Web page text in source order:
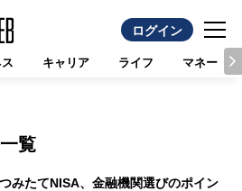
ログイン
キャリア ライフ マネー
覧
つみたてNISA、金融機関選びのポイン